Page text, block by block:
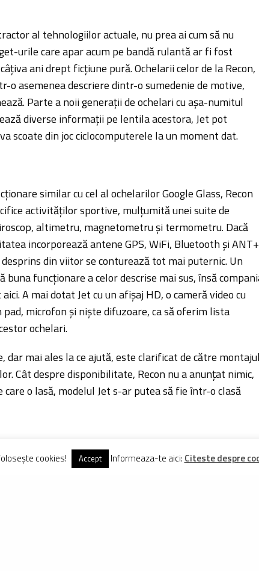
al tehnologiilor actuale, nu prea ai cum să nu
urile care apar acum pe bandă rulantă ar fi fost
ani drept ficțiune pură. Ochelarii celor de la Recon,
o asemenea descriere dintr-o sumedenie de motive,
Parte a noii generații de ochelari cu așa-numitul
diverse informații pe lentila acestora, Jet pot
scoate din joc ciclocomputerele la un moment dat.
similar cu cel al ochelarilor Google Glass, Recon
activităților sportive, mulțumită unei suite de
altimetru, magnetometru și termometru. Dacă
incorporează antene GPS, WiFi, Bluetooth și
din viitor se conturează tot mai puternic. Un
buna funcționare a celor descrise mai sus, însă
A mai dotat Jet cu un afișaj HD, o cameră video cu
pad, microfon și niște difuzoare, ca să oferim lista
ochelari.
dar mai ales la ce ajută, este clarificat de către montajul
Cât despre disponibilitate, Recon nu a anunțat nimic,
o lasă, modelul Jet s-ar putea să fie într-o clasă
cookies! Accept Informeaza-te aici: Citeste despre